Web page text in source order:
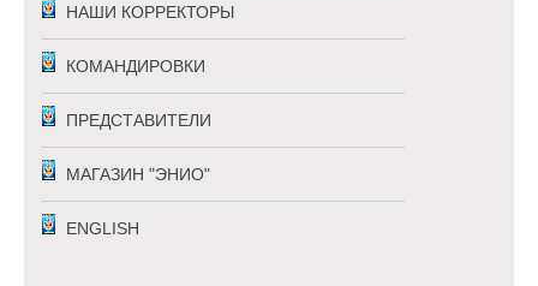
НАШИ КОРРЕКТОРЫ
КОМАНДИРОВКИ
ПРЕДСТАВИТЕЛИ
МАГАЗИН "ЭНИО"
ENGLISH